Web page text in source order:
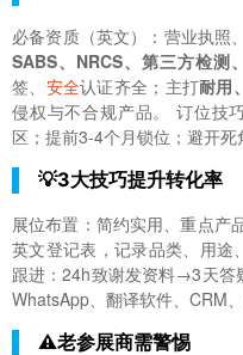
必备资质（英文）：营业执照
SABS、NRCS、第三方检测
签、 安全认证齐全；主打耐用
侵权与不合规产品。 订位技
区；提前3-4个月锁位；避开死
💡3大技巧提升转化率
展位布置：简约实用、重点产
英文登记表，记录品类、用途
跟进：24h致谢发资料→3天答
WhatsApp、翻译软件、CRM
⚠️老参展商需警惕